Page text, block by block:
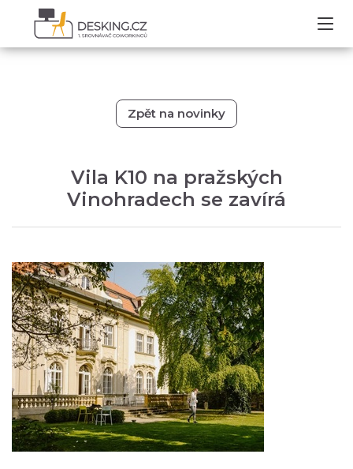
Zpět na novinky
Vila K10 na pražských
Vinohradech se zavírá